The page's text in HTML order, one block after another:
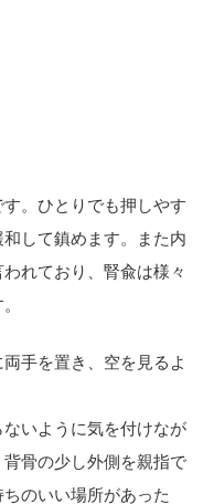
。ひとりでも押しやす
して鎮めます。また内
れており、腎兪は様々
手を置き、空を見るよ
いように気を付けなが
骨の少し外側を親指で
のいい場所があった